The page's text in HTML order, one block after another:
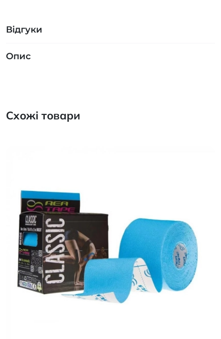
Відгуки
Опис
Схожі товари